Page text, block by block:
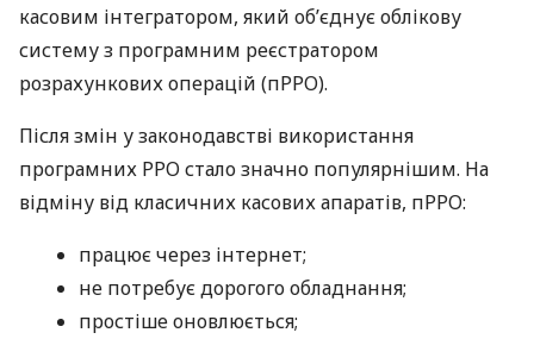
касовим інтегратором, який об’єднує облікову
систему з програмним реєстратором
розрахункових операцій (пРРО).
Після змін у законодавстві використання
програмних РРО стало значно популярнішим. На
відміну від класичних касових апаратів, пРРО:
працює через інтернет;
не потребує дорогого обладнання;
простіше оновлюється;